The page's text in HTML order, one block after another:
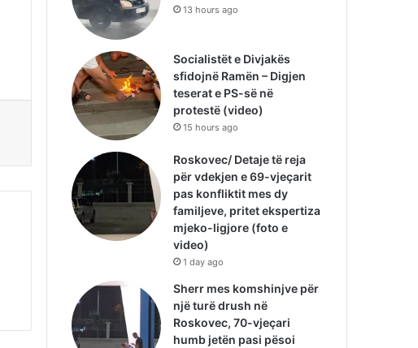
13 hours ago
Socialistët e Divjakës
sfidojnë Ramën – Digjen
teserat e PS-së në
protestë (video)
15 hours ago
Roskovec/ Detaje të reja
për vdekjen e 69-vjeçarit
pas konfliktit mes dy
familjeve, pritet ekspertiza
mjeko-ligjore (foto e
video)
1 day ago
Sherr mes komshinjve për
një turë drush në
Roskovec, 70-vjeçari
humb jetën pasi pësoi